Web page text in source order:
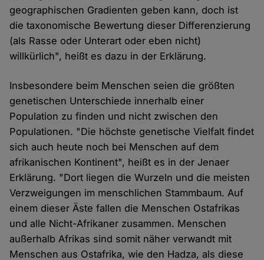
geographischen Gradienten geben kann, doch ist
die taxonomische Bewertung dieser Differenzierung
(als Rasse oder Unterart oder eben nicht)
willkürlich", heißt es dazu in der Erklärung.
Insbesondere beim Menschen seien die größten
genetischen Unterschiede innerhalb einer
Population zu finden und nicht zwischen den
Populationen. "Die höchste genetische Vielfalt findet
sich auch heute noch bei Menschen auf dem
afrikanischen Kontinent", heißt es in der Jenaer
Erklärung. "Dort liegen die Wurzeln und die meisten
Verzweigungen im menschlichen Stammbaum. Auf
einem dieser Äste fallen die Menschen Ostafrikas
und alle Nicht-Afrikaner zusammen. Menschen
außerhalb Afrikas sind somit näher verwandt mit
Menschen aus Ostafrika, wie den Hadza, als diese